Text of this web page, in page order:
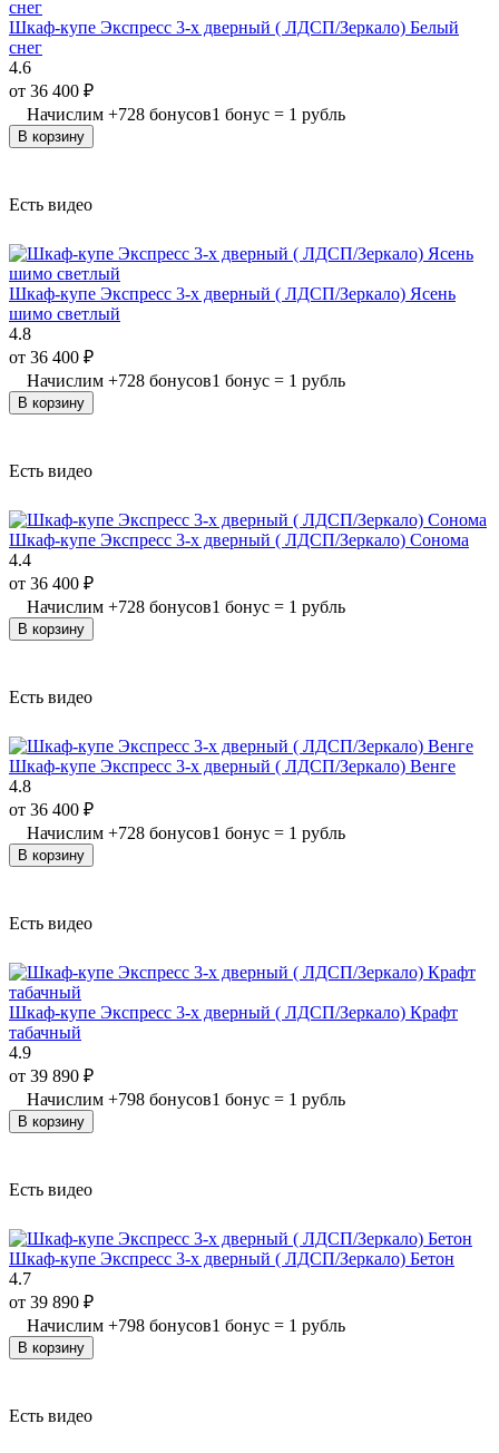
Шкаф-купе Экспресс 3-х дверный ( ЛДСП/Зеркало) Белый
снег
4.6
от 36 400 ₽
Начислим +728 бонусов1 бонус = 1 рубль
В корзину
Есть видео
Шкаф-купе Экспресс 3-х дверный ( ЛДСП/Зеркало) Ясень
шимо светлый
4.8
от 36 400 ₽
Начислим +728 бонусов1 бонус = 1 рубль
В корзину
Есть видео
Шкаф-купе Экспресс 3-х дверный ( ЛДСП/Зеркало) Сонома
4.4
от 36 400 ₽
Начислим +728 бонусов1 бонус = 1 рубль
В корзину
Есть видео
Шкаф-купе Экспресс 3-х дверный ( ЛДСП/Зеркало) Венге
4.8
от 36 400 ₽
Начислим +728 бонусов1 бонус = 1 рубль
В корзину
Есть видео
Шкаф-купе Экспресс 3-х дверный ( ЛДСП/Зеркало) Крафт
табачный
4.9
от 39 890 ₽
Начислим +798 бонусов1 бонус = 1 рубль
В корзину
Есть видео
Шкаф-купе Экспресс 3-х дверный ( ЛДСП/Зеркало) Бетон
4.7
от 39 890 ₽
Начислим +798 бонусов1 бонус = 1 рубль
В корзину
Есть видео